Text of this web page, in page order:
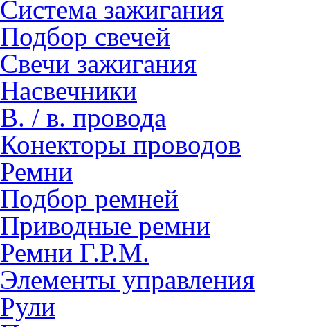
Система зажигания
Подбор свечей
Свечи зажигания
Насвечники
В. / в. провода
Конекторы проводов
Ремни
Подбор ремней
Приводные ремни
Ремни Г.Р.М.
Элементы управления
Рули